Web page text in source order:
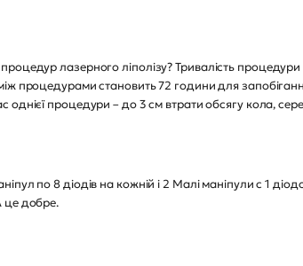
лазерного ліполізу? Тривалість процедури
процедурами становить 72 години для
однієї процедури – до 3 см втрати обсягу кола,
по 8 діодів на кожній і 2 Малі маніпули c 1
це добре.